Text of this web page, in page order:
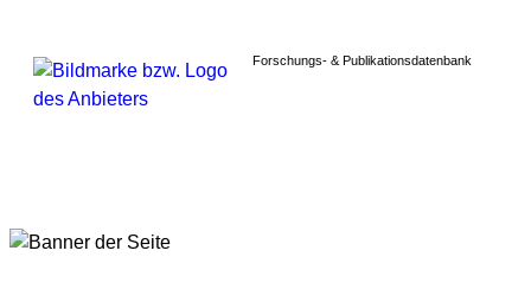
Forschungs- & Publikationsdatenbank